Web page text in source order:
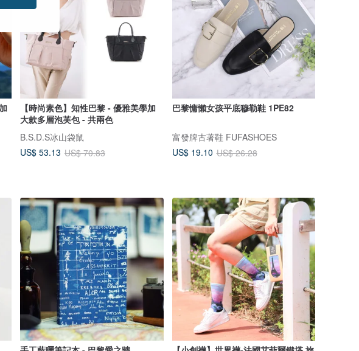
【時尚素色】知性巴黎 - 優雅美學加
大款多層泡芙包 - 共兩色
B.S.D.S冰山袋鼠
US$ 53.13 US$ 70.83
巴黎慵懶女孩平底穆勒鞋 1PE82
富發牌古著鞋 FUFASHOES
US$ 19.10 US$ 26.28